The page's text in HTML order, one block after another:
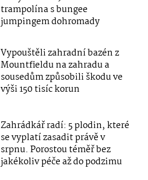
trampolína s bungee
jumpingem dohromady
Vypouštěli zahradní bazén z
Mountfieldu na zahradu a
sousedům způsobili škodu ve
výši 150 tisíc korun
Zahrádkář radí: 5 plodin, které
se vyplatí zasadit právě v
srpnu. Porostou téměř bez
jakékoliv péče až do podzimu